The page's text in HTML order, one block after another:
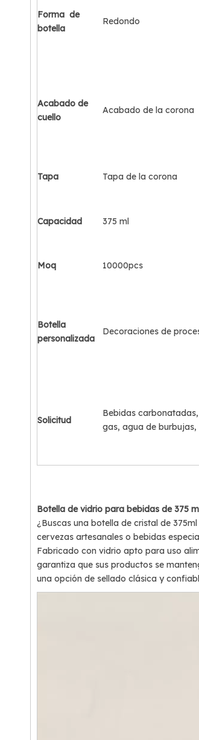
Forma de
botella
Redondo
Acabado de
cuello
Acabado de la corona
Tapa Tapa de la corona
Capacidad 375 ml
Moq 10000pcs
Botella
personalizada
Decoraciones de
Solicitud
Bebidas
gas, agua de burbujas,
Botella de vidrio para bebidas de 375
¿Buscas una botella de cristal de
cervezas artesanales o bebidas
Fabricado con vidrio apto para uso
garantiza que sus productos se
una opción de sellado clásica y